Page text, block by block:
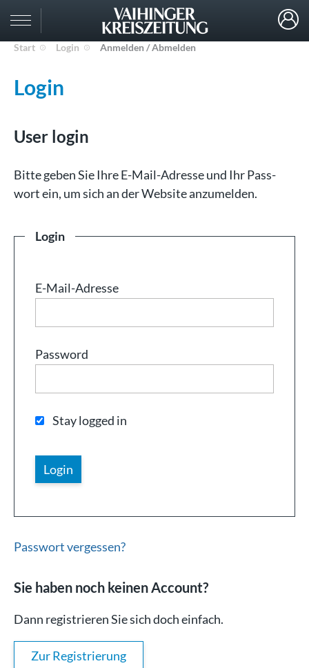
Start Login Anmelden / Abmelden
Login
User login
Bit­te ge­ben Sie Ih­re E-Mail-Adresse und Ihr Pass­
wort ein, um sich an der Web­site an­zu­mel­den.
Login
E-Mail-Adresse
Password
Stay logged in
Passwort vergessen?
Sie haben noch keinen Account?
Dann registrieren Sie sich doch einfach.
Zur Registrierung